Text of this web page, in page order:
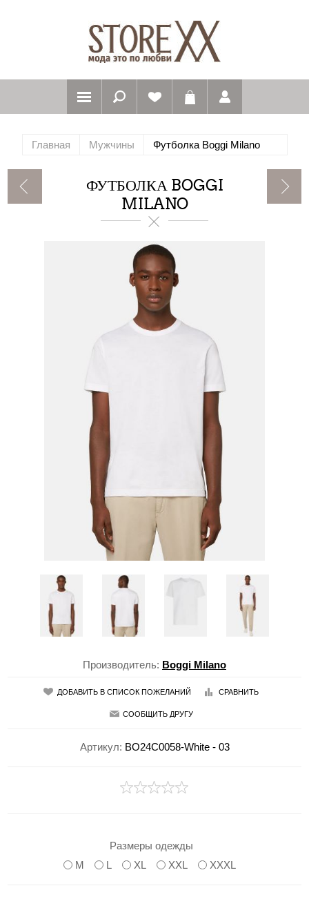
Главная Мужчины Футболка Boggi Milano
ФУТБОЛКА BOGGI
MILANO
Производитель: Boggi Milano
ДОБАВИТЬ В СПИСОК ПОЖЕЛАНИЙ СРАВНИТЬ
СООБЩИТЬ ДРУГУ
Артикул: BO24C0058-White - 03
Размеры одежды
M
L XL XXL XXXL